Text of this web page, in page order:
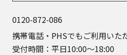
0120-872-086
携帯電話・PHSでもご利用いた
受付時間：平日10:00～18:00